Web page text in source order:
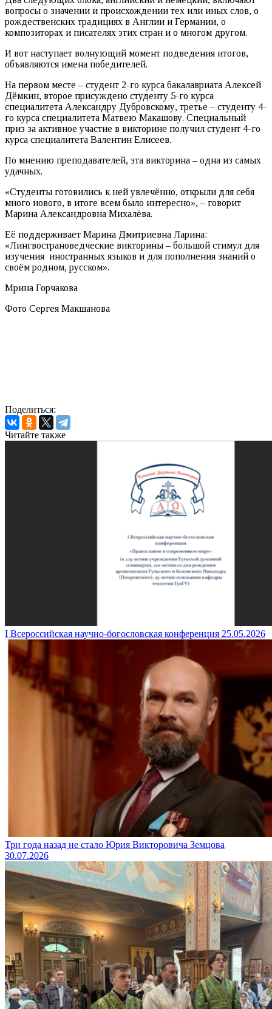
вопросы о значении и происхождении тех или иных слов, о
рождественских традициях в Англии и Германии, о
композиторах и писателях этих стран и о многом другом.
И вот наступает волнующий момент подведения итогов,
объявляются имена победителей.
На первом месте – студент 2-го курса бакалавриата Алексей
Дёмкин, второе присуждено студенту 5-го курса
специалитета Александру Дубровскому, третье – студенту 4-
го курса специалитета Матвею Макашову. Специальный
приз за активное участие в викторине получил студент 4-го
курса специалитета Валентин Елисеев.
По мнению преподавателей, эта викторина – одна из самых
удачных.
«Студенты готовились к ней увлечённо, открыли для себя
много нового, в итоге всем было интересно», – говорит
Марина Александровна Михалёва.
Её поддерживает Марина Дмитриевна Ларина:
«Лингвострановедческие викторины – большой стимул для
изучения иностранных языков и для пополнения знаний о
своём родном, русском».
Мрина Горчакова
Фото Сергея Макшанова
Поделиться:
Читайте также
I Всероссийская научно-богословская конференция 25.05.2026
Три года назад не стало Юрия Викторовича Земцова
30.07.2026